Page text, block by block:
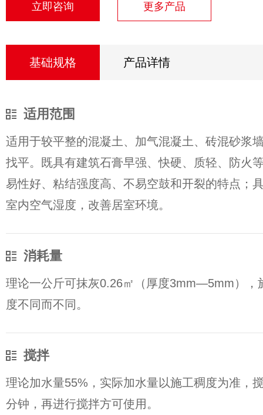
立即咨询 更多产品
基础规格 产品详情
适用范围
适用于较平整的混凝土、加气混凝土、砖混砂浆
找平。既具有建筑石膏早强、快硬、质轻、防火
易性好、粘结强度高、不易空鼓和开裂的特点；
室内空气湿度，改善居室环境。
消耗量
理论一公斤可抹灰0.26㎡（厚度3mm—5mm），
度不同而不同。
搅拌
理论加水量55%，实际加水量以施工稠度为准，
分钟，再进行搅拌方可使用。